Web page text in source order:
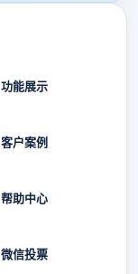
功能展示
客户案例
帮助中心
微信投票